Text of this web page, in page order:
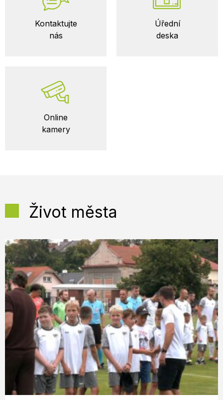
Kontaktujte
nás
Úřední
deska
Online
kamery
Život města